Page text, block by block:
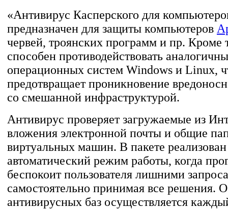
«Антивирус Касперского для
предназначен для защиты компьютеров
червей, троянских программ и пр. Кроме
способен противодействовать
операционных систем Windows и Linux,
предотвращает проникновение
со смешанной инфраструктурой.
Антивирус проверяет загружаемые из
вложения электронной почты и общие
виртуальных машин. В пакете реализован
автоматический режим работы, когда
беспокоит пользователя лишними
самостоятельно принимая все решения.
антивирусных баз осуществляется